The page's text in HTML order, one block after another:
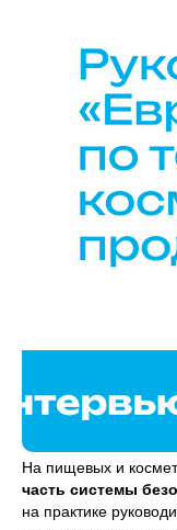
На пищевых и
часть системы
на практике